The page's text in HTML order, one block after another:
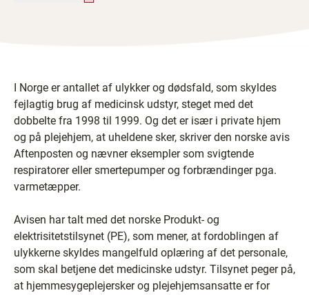
I Norge er antallet af ulykker og dødsfald, som skyldes
fejlagtig brug af medicinsk udstyr, steget med det
dobbelte fra 1998 til 1999. Og det er især i private hjem
og på plejehjem, at uheldene sker, skriver den norske avis
Aftenposten og nævner eksempler som svigtende
respiratorer eller smertepumper og forbrændinger pga.
varmetæpper.
Avisen har talt med det norske Produkt- og
elektrisitetstilsynet (PE), som mener, at fordoblingen af
ulykkerne skyldes mangelfuld oplæring af det personale,
som skal betjene det medicinske udstyr. Tilsynet peger på,
at hjemmesygeplejersker og plejehjemsansatte er for